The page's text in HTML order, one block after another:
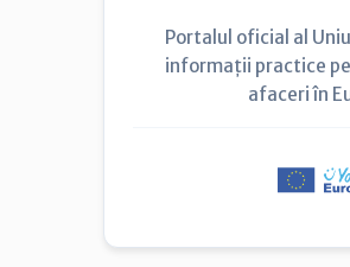
Portalul oficial al
informații practice
afaceri în